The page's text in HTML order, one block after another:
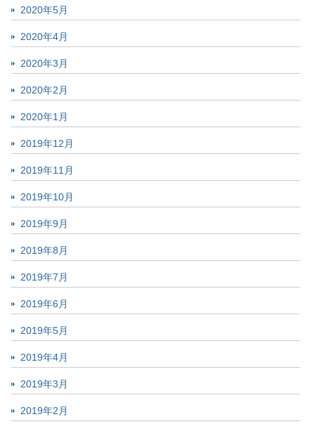
2020年5月
2020年4月
2020年3月
2020年2月
2020年1月
2019年12月
2019年11月
2019年10月
2019年9月
2019年8月
2019年7月
2019年6月
2019年5月
2019年4月
2019年3月
2019年2月